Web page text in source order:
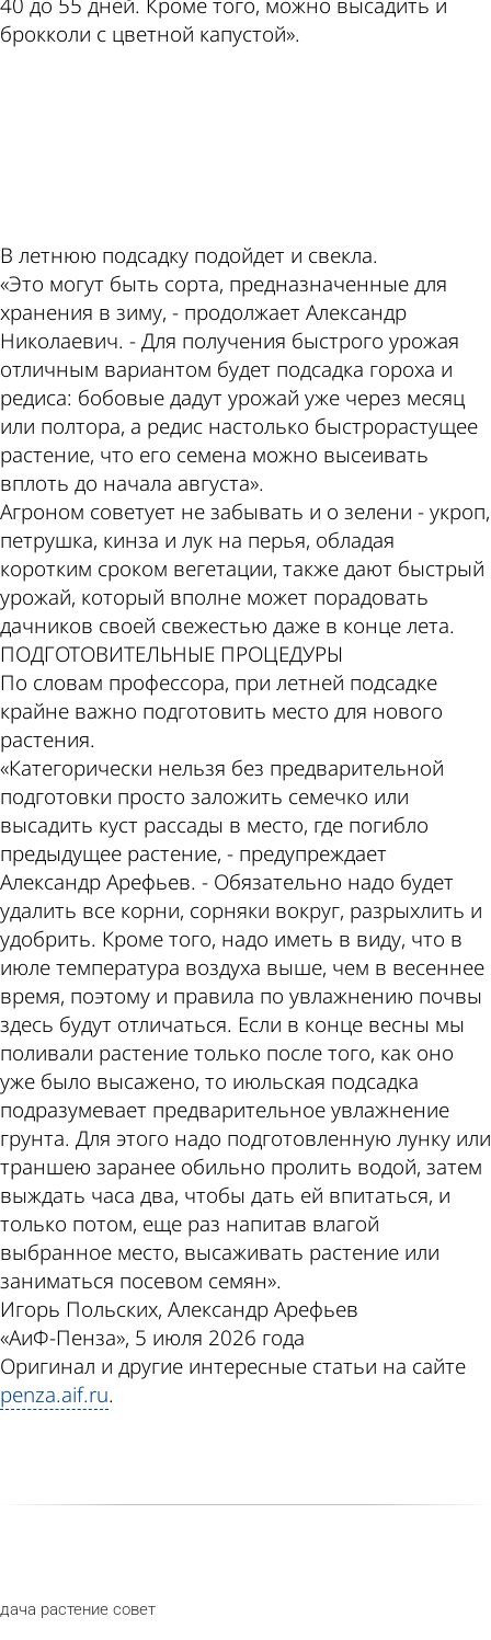
40 до 55 дней. Кроме того, можно высадить и
брокколи с цветной капустой».
В летнюю подсадку подойдет и свекла.
«Это могут быть сорта, предназначенные для
хранения в зиму, - продолжает Александр
Николаевич. - Для получения быстрого урожая
отличным вариантом будет подсадка гороха и
редиса: бобовые дадут урожай уже через месяц
или полтора, а редис настолько быстрорастущее
растение, что его семена можно высеивать
вплоть до начала августа».
Агроном советует не забывать и о зелени - укроп,
петрушка, кинза и лук на перья, обладая
коротким сроком вегетации, также дают быстрый
урожай, который вполне может порадовать
дачников своей свежестью даже в конце лета.
ПОДГОТОВИТЕЛЬНЫЕ ПРОЦЕДУРЫ
По словам профессора, при летней подсадке
крайне важно подготовить место для нового
растения.
«Категорически нельзя без предварительной
подготовки просто заложить семечко или
высадить куст рассады в место, где погибло
предыдущее растение, - предупреждает
Александр Арефьев. - Обязательно надо будет
удалить все корни, сорняки вокруг, разрыхлить и
удобрить. Кроме того, надо иметь в виду, что в
июле температура воздуха выше, чем в весеннее
время, поэтому и правила по увлажнению почвы
здесь будут отличаться. Если в конце весны мы
поливали растение только после того, как оно
уже было высажено, то июльская подсадка
подразумевает предварительное увлажнение
грунта. Для этого надо подготовленную лунку или
траншею заранее обильно пролить водой, затем
выждать часа два, чтобы дать ей впитаться, и
только потом, еще раз напитав влагой
выбранное место, высаживать растение или
заниматься посевом семян».
Игорь Польских, Александр Арефьев
«АиФ-Пенза», 5 июля 2026 года
Оригинал и другие интересные статьи на сайте
penza.aif.ru.
дача растение совет